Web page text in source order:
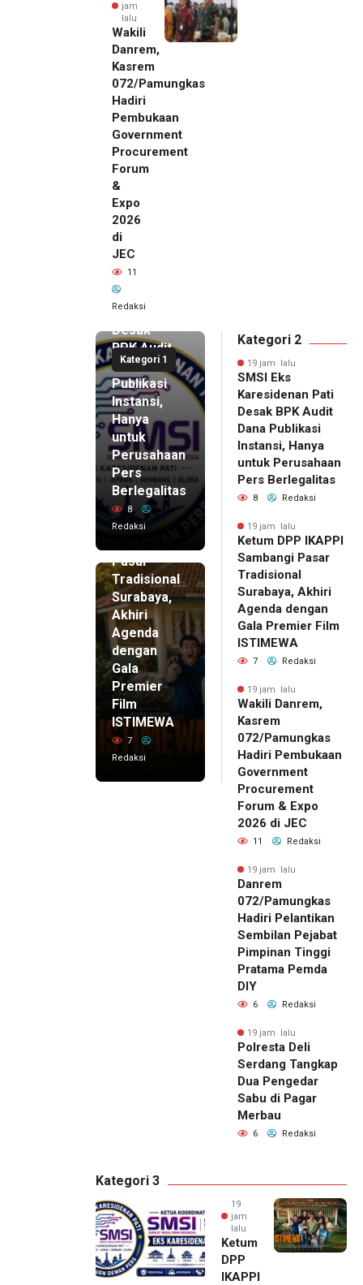
jam
lalu
Wakili
Danrem,
Kasrem
072/Pamungkas
Hadiri
Pembukaan
Government
Procurement
Forum
&
Expo
2026
di
JEC
11
Redaksi
Kategori 1
19 jam lalu
SMSI Eks
Karesidenan
Pati
Desak
BPK Audit
Dana
Publikasi
Instansi,
Hanya
untuk
Perusahaan
Pers
Berlegalitas
8
Redaksi
19 jam lalu
Ketum
DPP
IKAPPI
Pasar
Tradisional
Surabaya,
Akhiri
Agenda
dengan
Gala
Premier
Film
ISTIMEWA
7
Redaksi
Kategori 2
19 jam lalu
SMSI Eks
Karesidenan Pati
Desak BPK Audit
Dana Publikasi
Instansi, Hanya
untuk Perusahaan
Pers Berlegalitas
8 Redaksi
19 jam lalu
Ketum DPP IKAPPI
Sambangi Pasar
Tradisional
Surabaya, Akhiri
Agenda dengan
Gala Premier Film
ISTIMEWA
7 Redaksi
19 jam lalu
Wakili Danrem,
Kasrem
072/Pamungkas
Hadiri Pembukaan
Government
Procurement
Forum & Expo
2026 di JEC
11 Redaksi
19 jam lalu
Danrem
072/Pamungkas
Hadiri Pelantikan
Sembilan Pejabat
Pimpinan Tinggi
Pratama Pemda
DIY
6 Redaksi
19 jam lalu
Polresta Deli
Serdang Tangkap
Dua Pengedar
Sabu di Pagar
Merbau
6 Redaksi
Kategori 3
19
jam
lalu
Ketum
DPP
IKAPPI